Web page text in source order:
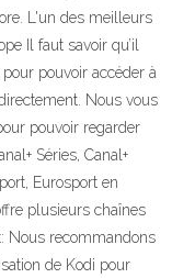
L'un des meilleurs
Il faut savoir qu’il
pouvoir accéder à
Nous vous
pouvoir regarder
Séries, Canal+
Eurosport en
plusieurs chaînes
Nous recommandons
de Kodi pour